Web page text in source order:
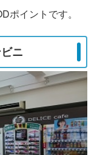
ポイントです。
ニ